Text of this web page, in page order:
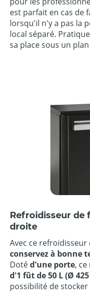
est parfait en cas de
lorsqu'il n'y a pas la
local séparé.
sa place sous un
Refroidisseur de
droite
Avec ce
conservez à bonne
Dotéd'une porte,
d'1 fût de 50 L (Ø
possibilité de stocker